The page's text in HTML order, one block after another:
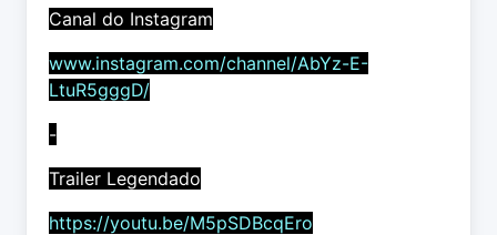
Canal do Instagram
www.instagram.com/channel/AbYz-E-
LtuR5gggD/
-
Trailer Legendado
https://youtu.be/M5pSDBcqEro